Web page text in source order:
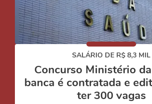
SALÁRIO DE R$ 8,3 MIL
Concurso Ministério
banca é contratada e
ter 300 vagas